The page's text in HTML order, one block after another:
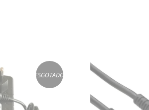
ESGOTADO